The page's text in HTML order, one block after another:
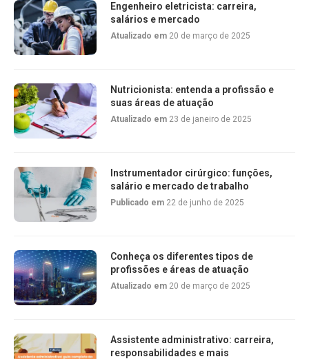
Engenheiro eletricista: carreira,
salários e mercado
Atualizado em 20 de março de 2025
Nutricionista: entenda a profissão e
suas áreas de atuação
Atualizado em 23 de janeiro de 2025
Instrumentador cirúrgico: funções,
salário e mercado de trabalho
Publicado em 22 de junho de 2025
Conheça os diferentes tipos de
profissões e áreas de atuação
Atualizado em 20 de março de 2025
Assistente administrativo: carreira,
responsabilidades e mais